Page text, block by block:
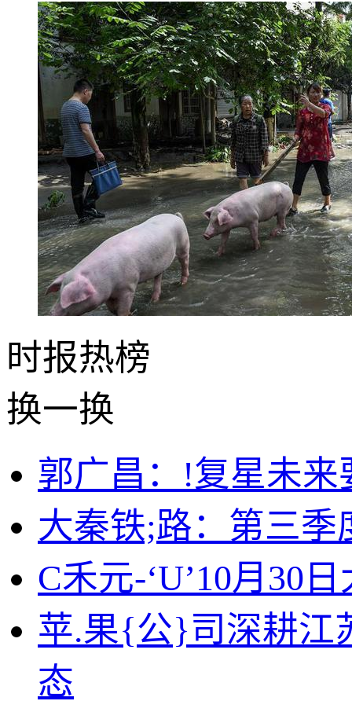
时报热榜
换一换
郭广昌：!复星未
大秦铁;路：第三季
C禾元-‘U’10月30
苹.果{公}司深耕江
态